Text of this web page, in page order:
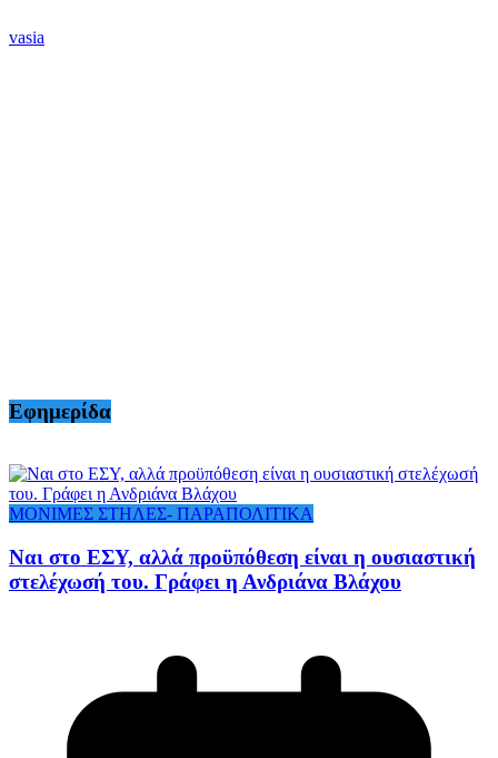
vasia
Εφημερίδα
ΜΟΝΙΜΕΣ ΣΤΗΛΕΣ- ΠΑΡΑΠΟΛΙΤΙΚΑ
Ναι στο ΕΣΥ, αλλά προϋπόθεση είναι η ουσιαστική
στελέχωσή του. Γράφει η Ανδριάνα Βλάχου